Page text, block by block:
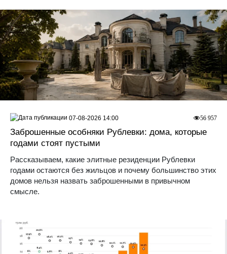
Заброшенные особняки Рублевки: дома, которые
годами стоят пустыми
Рассказываем, какие элитные резиденции Рублевки
годами остаются без жильцов и почему большинство этих
домов нельзя назвать заброшенными в привычном
смысле.
56 957
07-08-2026 14:00